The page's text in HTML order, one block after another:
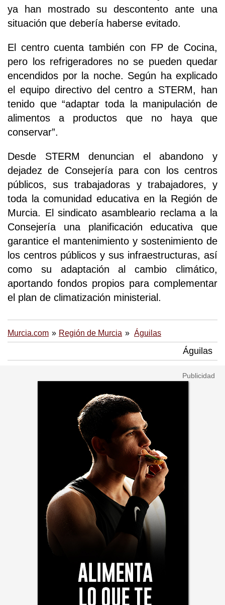
ya han mostrado su descontento ante una
situación que debería haberse evitado.
El centro cuenta también con FP de Cocina,
pero los refrigeradores no se pueden quedar
encendidos por la noche. Según ha explicado
el equipo directivo del centro a STERM, han
tenido que “adaptar toda la manipulación de
alimentos a productos que no haya que
conservar”.
Desde STERM denuncian el abandono y
dejadez de Consejería para con los centros
públicos, sus trabajadoras y trabajadores, y
toda la comunidad educativa en la Región de
Murcia. El sindicato asambleario reclama a la
Consejería una planificación educativa que
garantice el mantenimiento y sostenimiento de
los centros públicos y sus infraestructuras, así
como su adaptación al cambio climático,
aportando fondos propios para complementar
el plan de climatización ministerial.
Murcia.com Región de Murcia Águilas
Águilas